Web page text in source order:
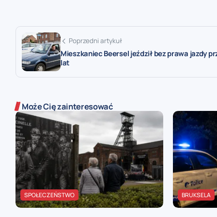
Poprzedni artykuł
Mieszkaniec Beersel jeździł bez prawa jazdy
lat
Może Cię zainteresować
SPOŁECZEŃSTWO BRUKSELA